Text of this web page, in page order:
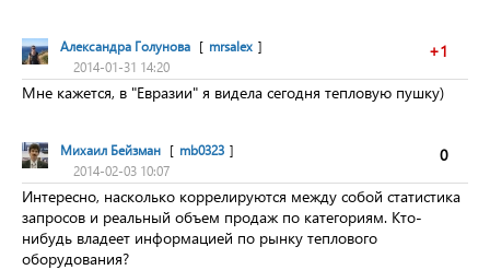
+1
Александра Голунова [ mrsalex ]
2014-01-31 14:20
Мне кажется, в "Евразии" я видела сегодня тепловую пушку)
0
Михаил Бейзман [ mb0323 ]
2014-02-03 10:07
Интересно, насколько коррелируются между собой статистика
запросов и реальный объем продаж по категориям. Кто-
нибудь владеет информацией по рынку теплового
оборудования?